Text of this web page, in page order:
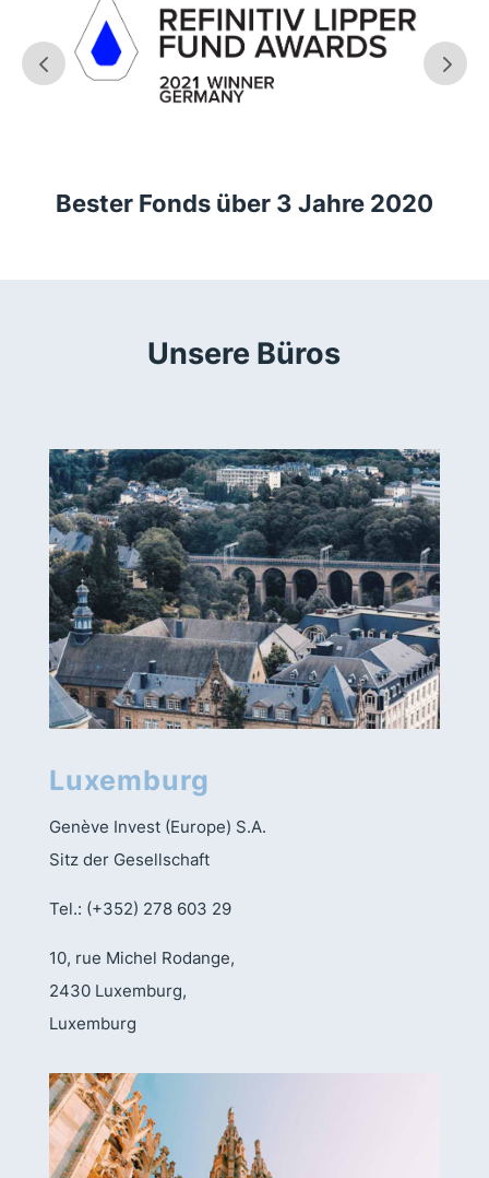
Bester Fonds über 3 Jahre 2020
Unsere Büros
Luxemburg
Genève Invest (Europe) S.A.
Sitz der Gesellschaft
Tel.: (+352) 278 603 29
10, rue Michel Rodange,
2430 Luxemburg,
Luxemburg